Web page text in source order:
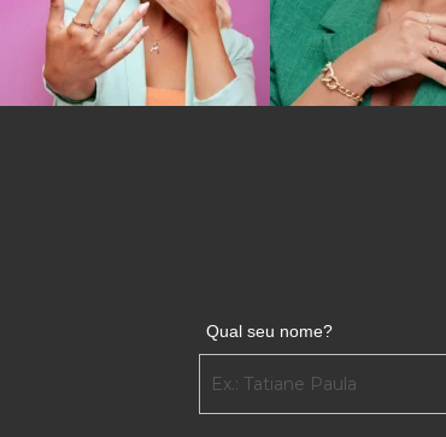
Qual seu nome?